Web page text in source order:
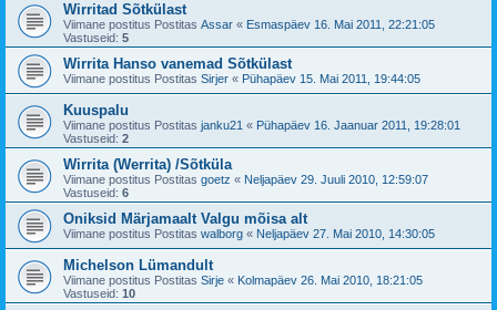
Wirritad Sõtkülast
Viimane postitus Postitas Assar « Esmaspäev 16. Mai 2011, 22:21:05
Vastuseid: 5
Wirrita Hanso vanemad Sõtkülast
Viimane postitus Postitas Sirjer « Pühapäev 15. Mai 2011, 19:44:05
Kuuspalu
Viimane postitus Postitas janku21 « Pühapäev 16. Jaanuar 2011, 19:28:01
Vastuseid: 2
Wirrita (Werrita) /Sõtküla
Viimane postitus Postitas goetz « Neljapäev 29. Juuli 2010, 12:59:07
Vastuseid: 6
Oniksid Märjamaalt Valgu mõisa alt
Viimane postitus Postitas walborg « Neljapäev 27. Mai 2010, 14:30:05
Michelson Lümandult
Viimane postitus Postitas Sirje « Kolmapäev 26. Mai 2010, 18:21:05
Vastuseid: 10